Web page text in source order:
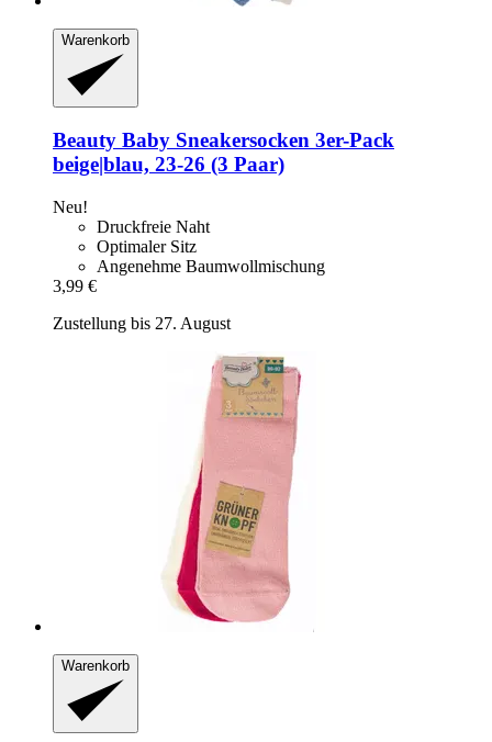
Warenkorb
Beauty Baby Sneakersocken 3er-​Pack
beige|blau, 23-​26 (3 Paar)
Neu!
Druckfreie Naht
Optimaler Sitz
Angenehme Baumwollmischung
3,99 €
Zustellung bis 27. August
Warenkorb